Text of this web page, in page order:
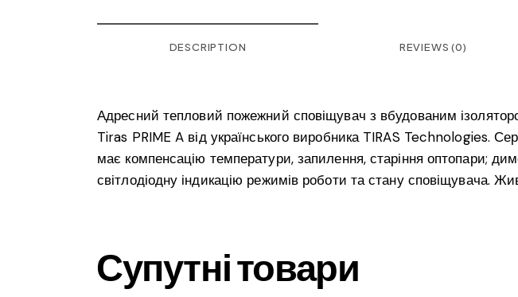
DESCRIPTION REVIEWS (0)
Адресний тепловий пожежний сповіщувач з вбудованим
Tiras PRIME A від українського виробника TIRAS Technologies.
має компенсацію температури, запилення, старіння оптопари;
світлодіодну індикацію режимів роботи та стану сповіщувача.
Супутні товари